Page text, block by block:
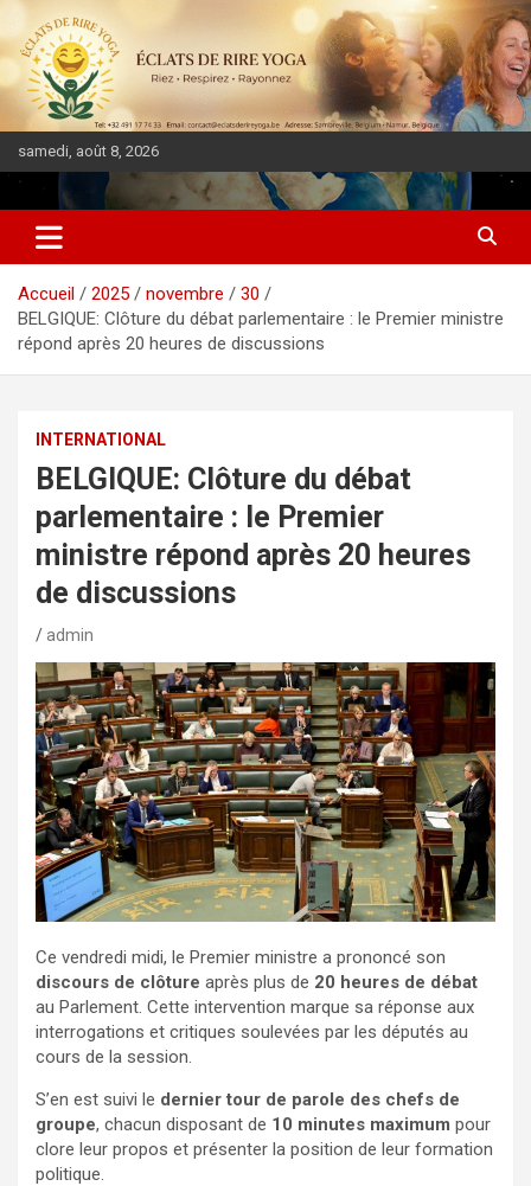
samedi, août 8, 2026
DIASPORA PULSE
Accueil 2025 novembre
30
BELGIQUE: Clôture du débat parlementaire : le Premier ministre
répond après 20 heures de discussions
INTERNATIONAL
BELGIQUE: Clôture du débat
parlementaire : le Premier
ministre répond après 20 heures
de discussions
admin
Ce vendredi midi, le Premier ministre a prononcé son
discours de clôture après plus de 20 heures de débat
au Parlement. Cette intervention marque sa réponse aux
interrogations et critiques soulevées par les députés au
cours de la session.
S’en est suivi le dernier tour de parole des chefs de
groupe, chacun disposant de 10 minutes maximum pour
clore leur propos et présenter la position de leur formation
politique.